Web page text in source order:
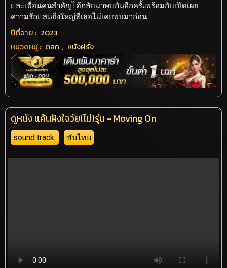
และเพื่อนคนสำคัญได้กลับมาพบกันอีกครั้งพร้อมกับเปิดเผย
ความรักแสนยิ่งใหญ่ที่เธอไม่เคยพบมาก่อน
ปีที่ฉาย : 2023
หมวดหมู่ : ตลก , หนังฝรั่ง
ดูหนัง แค้นฝังใจวัย(ไม่)รุ่น - Moving On
sound track ซับไทย